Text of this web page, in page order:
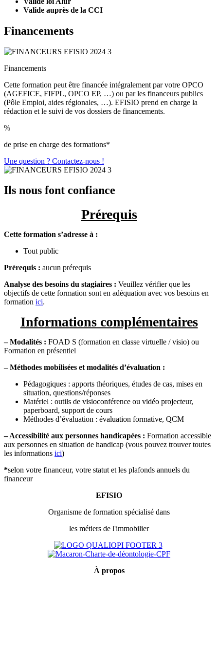
Valide auprès de la CCI
Financements
Financements
Cette formation peut être financée intégralement par votre OPCO
(AGEFICE, FIFPL, OPCO EP, …) ou par les financeurs publics
(Pôle Emploi, aides régionales, …). EFISIO prend en charge la
rédaction et le suivi de vos dossiers de financements.
%
de prise en charge des formations*
Une question ? Contactez-nous !
Ils nous font confiance
Prérequis
Cette formation s’adresse à :
Tout public
Prérequis : aucun prérequis
Analyse des besoins du stagiaires : Veuillez vérifier que les
objectifs de cette formation sont en adéquation avec vos besoins en
formation ici.
Informations complémentaires
– Modalités : FOAD S (formation en classe virtuelle / visio) ou
Formation en présentiel
– Méthodes mobilisées et modalités d’évaluation :
Pédagogiques : apports théoriques, études de cas, mises en
situation, questions/réponses
Matériel : outils de visioconférence ou vidéo projecteur,
paperboard, support de cours
Méthodes d’évaluation : évaluation formative, QCM
– Accessibilité aux personnes handicapées : Formation accessible
aux personnes en situation de handicap (vous pouvez trouver toutes
les informations ici)
*selon votre financeur, votre statut et les plafonds annuels du
financeur
EFISIO
Organisme de formation spécialisé dans
les métiers de l'immobilier
À propos